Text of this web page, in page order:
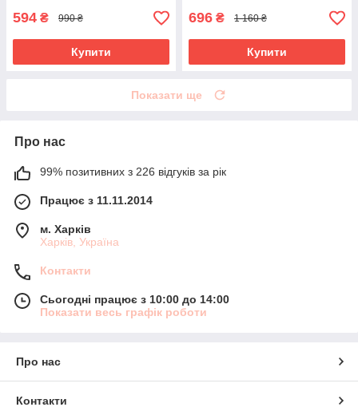
594 ₴ 990 ₴
Купити
696 ₴ 1 160 ₴
Купити
Показати ще
Про нас
99% позитивних з 226 відгуків за рік
Працює з 11.11.2014
м. Харків
Харків, Україна
Контакти
Сьогодні працює з 10:00 до 14:00
Показати весь графік роботи
Про нас
Контакти